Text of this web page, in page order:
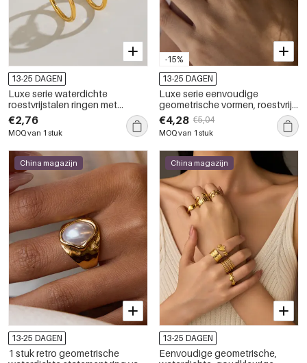
13-25 DAGEN
Luxe serie waterdichte
roestvrijstalen ringen met
goudkleurige edelstenen
€2,76
MOQ van 1 stuk
-15%
13-25 DAGEN
Luxe serie eenvoudige
geometrische vormen, roestvrij
staal, waterdicht, goudkleurige
zirkonia, damesringen met
edelsteen
€4,28 €5,04
MOQ van 1 stuk
China magazijn
13-25 DAGEN
1 stuk retro geometrische
China magazijn
13-25 DAGEN
Eenvoudige geometrische,